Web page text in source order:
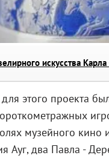
искусства
этого проекта
музейного кино
Ауг, два Павла -